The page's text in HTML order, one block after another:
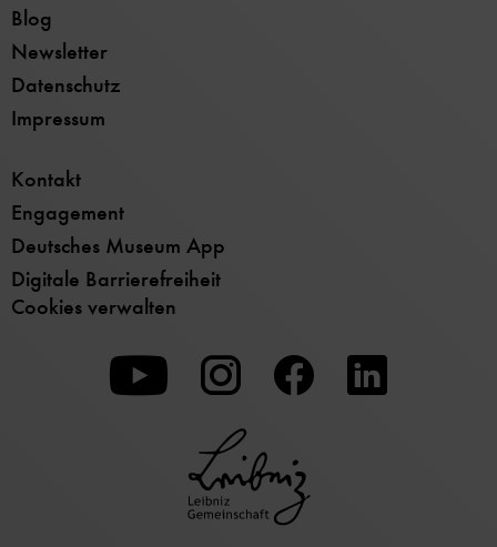
Blog
Newsletter
Datenschutz
Impressum
Kontakt
Engagement
Deutsches Museum App
Digitale Barrierefreiheit
Cookies verwalten
Zu
unserer
Youtube-
Seite
Zu
unserer
Instagram-
Seite
Zu
unserer